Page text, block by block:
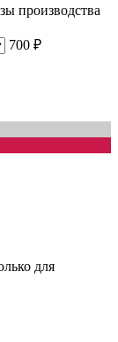
производства
700 ₽
для